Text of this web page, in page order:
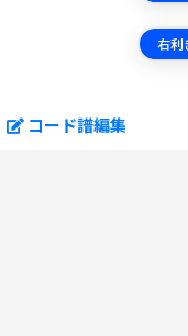
右利
コード譜編集